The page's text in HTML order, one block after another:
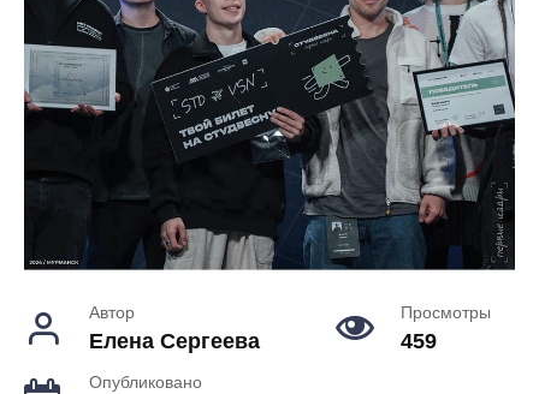
Автор
Елена Сергеева
Просмотры
459
Опубликовано